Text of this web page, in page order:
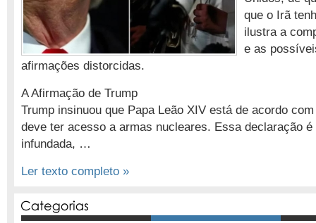
que o Irã
ilustra a
e as
afirmações distorcidas.
A Afirmação de Trump
Trump insinuou que Papa Leão XIV está de acordo
deve ter acesso a armas nucleares. Essa declaração é
infundada, …
Ler texto completo »